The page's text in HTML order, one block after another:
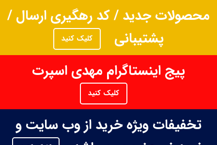
محصولات جدید / کد رهگیری ارسال /
پشتیبانی
کلیک کنید
پیج اینستاگرام مهدی اسپرت
کلیک کنید
تخفیفات ویژه خرید از وب سایت و